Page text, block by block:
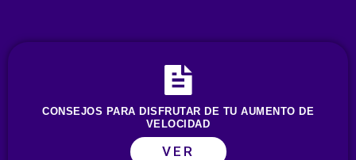
CONSEJOS PARA DISFRUTAR DE TU AUMENTO DE
VELOCIDAD
VER